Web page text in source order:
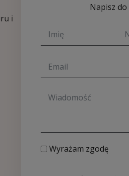
i
Napisz do
Wyrażam zgodę